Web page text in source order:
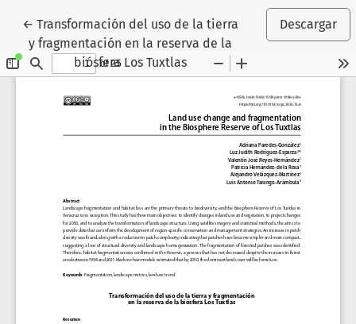
← Volver a los detalles del artículo
Transformación del uso de la tierra
y fragmentación en la reserva de la
biósfera Los Tuxtlas
Descargar